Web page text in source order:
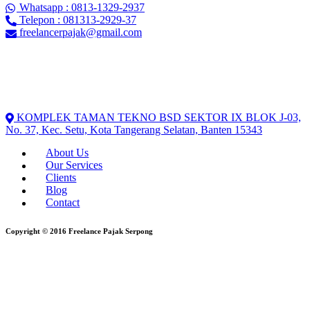
Whatsapp : 0813-1329-2937
Telepon : 081313-2929-37
freelancerpajak@gmail.com
KOMPLEK TAMAN TEKNO BSD SEKTOR IX BLOK J-03,
No. 37, Kec. Setu, Kota Tangerang Selatan, Banten 15343
About Us
Our Services
Clients
Blog
Contact
Copyright © 2016 Freelance Pajak Serpong